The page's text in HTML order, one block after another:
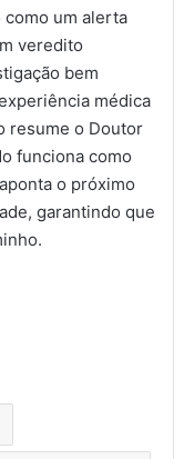
como um alerta
veredito
bem
médica
resume o Doutor
funciona como
o próximo
garantindo que